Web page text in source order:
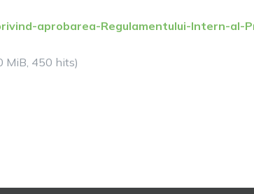
aprobarea-Regulamentului-Intern-al-
MiB, 450 hits)